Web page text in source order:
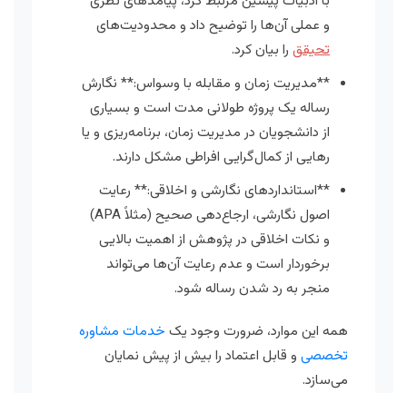
و عملی آن‌ها را توضیح داد و محدودیت‌های
تحیقق را بیان کرد.
**مدیریت زمان و مقابله با وسواس:** نگارش
رساله یک پروژه طولانی مدت است و بسیاری
از دانشجویان در مدیریت زمان، برنامه‌ریزی و یا
رهایی از کمال‌گرایی افراطی مشکل دارند.
**استانداردهای نگارشی و اخلاقی:** رعایت
اصول نگارشی، ارجاع‌دهی صحیح (مثلاً APA)
و نکات اخلاقی در پژوهش از اهمیت بالایی
برخوردار است و عدم رعایت آن‌ها می‌تواند
منجر به رد شدن رساله شود.
همه این موارد، ضرورت وجود یک خدمات مشاوره
تخصصی و قابل اعتماد را بیش از پیش نمایان
می‌سازد.